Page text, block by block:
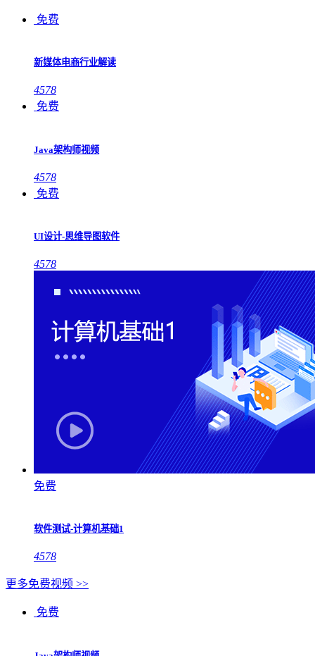
免费
新媒体电商行业解读
4578
免费
Java架构师视频
4578
免费
UI设计-思维导图软件
4578
免费
软件测试-计算机基础1
4578
更多免费视频 >>
免费